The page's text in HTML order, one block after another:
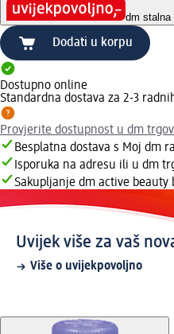
dm stalna
Dodati u korpu
Dostupno online
Standardna dostava za 2-3
Provjerite dostupnost u dm
Besplatna dostava s Moj dm
Isporuka na adresu ili u dm
Sakupljanje dm active beauty
Uvijek više za vaš
Više o uvijekpovoljno